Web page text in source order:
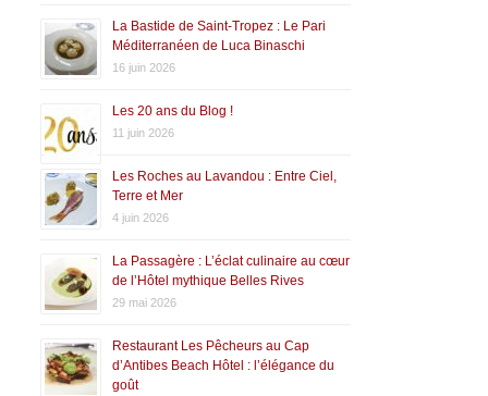
La Bastide de Saint-Tropez : Le Pari
Méditerranéen de Luca Binaschi
16 juin 2026
Les 20 ans du Blog !
11 juin 2026
Les Roches au Lavandou : Entre Ciel,
Terre et Mer
4 juin 2026
La Passagère : L’éclat culinaire au cœur
de l’Hôtel mythique Belles Rives
29 mai 2026
Restaurant Les Pêcheurs au Cap
d’Antibes Beach Hôtel : l’élégance du
goût